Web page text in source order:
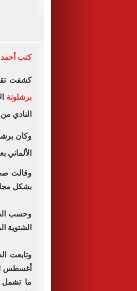
كتب
كشفت
برشلونة
النادي
وكان
الألماني بعقد لمدة 6
وقالت
بشكل
وحسب
الشتوية
وتابعت
أغسطس
ما تشمل